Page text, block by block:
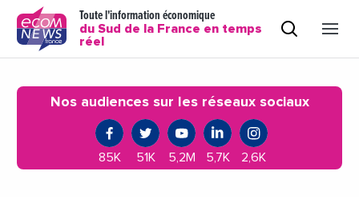
Toute l'information économique
du Sud de la France en temps
réel
Nos audiences sur les réseaux sociaux
85K 51K 5,2M 5,7K 2,6K